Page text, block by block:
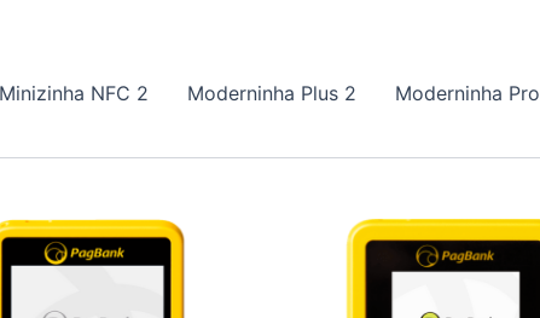
Minizinha NFC 2 Moderninha Plus 2 Moderninha